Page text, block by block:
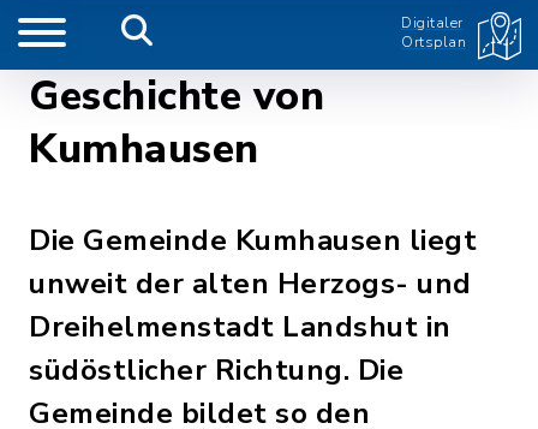
Digitaler
Ortsplan
Geschichte von
Kumhausen
Die Gemeinde Kumhausen liegt
unweit der alten Herzogs- und
Dreihelmenstadt Landshut in
südöstlicher Richtung. Die
Gemeinde bildet so den